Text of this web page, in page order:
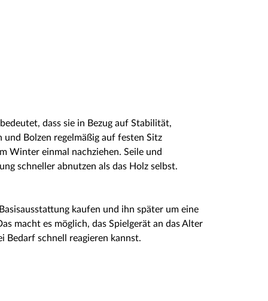
dass sie in Bezug auf Stabilität,
Bolzen regelmäßig auf festen Sitz
Winter einmal nachziehen. Seile und
schneller abnutzen als das Holz selbst.
kaufen und ihn später um eine
macht es möglich, das Spielgerät an das Alter
Bedarf schnell reagieren kannst.